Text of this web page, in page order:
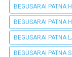
BEGUSARAI PATNA
BEGUSARAI PATNA
BEGUSARAI PATNA
BEGUSARAI PATNA